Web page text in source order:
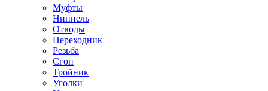
Муфты
Ниппель
Отводы
Переходник
Резьба
Сгон
Тройник
Уголки